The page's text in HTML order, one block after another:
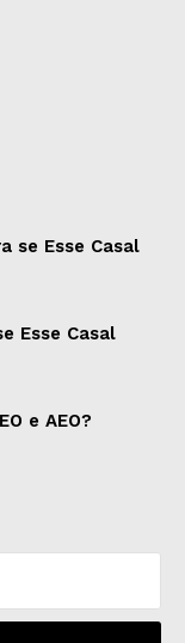
se Esse Casal
Esse Casal
e AEO?